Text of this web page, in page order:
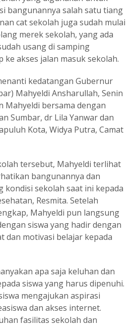
bangunannya salah satu tiang
cat sekolah juga sudah mulai
merek sekolah, yang ada
usang di samping
ke akses jalan masuk sekolah.
kedatangan Gubernur
Mahyeldi Ansharullah, Senin
Mahyeldi bersama dengan
Sumbar, dr Lila Yanwar dan
Kota, Widya Putra, Camat
tersebut, Mahyeldi terlihat
bangunannya dan
kondisi sekolah saat ini kepada
Resmita. Setelah
Mahyeldi pun langsung
siswa yang hadir dengan
dan motivasi belajar kepada
apa saja keluhan dan
siswa yang harus dipenuhi.
mengajukan aspirasi
dan akses internet.
fasilitas sekolah dan